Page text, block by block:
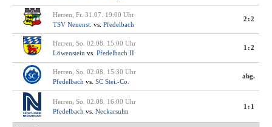
Herren, Fr. 31.07. 19:00 Uhr
TSV Neuenst. vs. Pfedelbach
2:2
Herren, So. 02.08. 15:00 Uhr
Löwenstein vs. Pfedelbach II
1:2
Herren, So. 02.08. 15:30 Uhr
Pfedelbach vs. SC Stei.-Co.
abg.
Herren, So. 02.08. 16:00 Uhr
Pfedelbach vs. Neckarsulm
1:1